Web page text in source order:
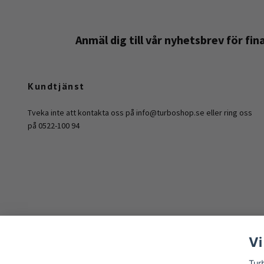
Anmäl dig till vår nyhetsbrev för
Kundtjänst
Tveka inte att kontakta oss på info@turboshop.se eller ring oss
på 0522-100 94